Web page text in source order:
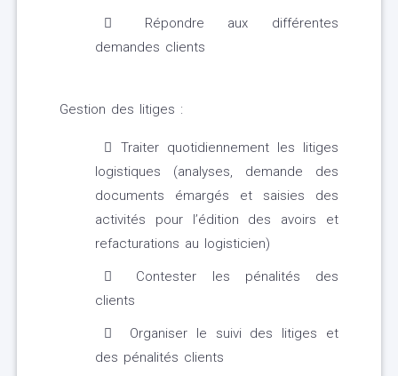
Répondre aux différentes
demandes clients
Gestion des litiges :
Traiter quotidiennement les litiges
logistiques (analyses, demande des
documents émargés et saisies des
activités pour l’édition des avoirs et
refacturations au logisticien)
Contester les pénalités des
clients
Organiser le suivi des litiges et
des pénalités clients